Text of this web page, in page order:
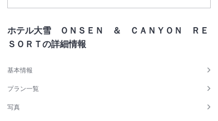
ホテル大雪 ＯＮＳＥＮ ＆ ＣＡＮＹＯＮ ＲＥ
ＳＯＲＴの詳細情報
基本情報
プラン一覧
写真